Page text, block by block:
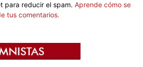
para reducir el spam. Aprende cómo se
tus comentarios.